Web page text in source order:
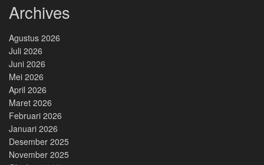
Archives
Agustus 2026
Juli 2026
Juni 2026
Mei 2026
April 2026
Maret 2026
Februari 2026
Januari 2026
Desember 2025
November 2025